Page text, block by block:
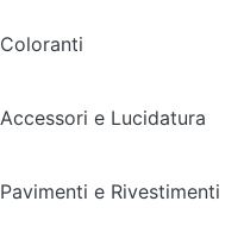
Coloranti
Accessori e Lucidatura
Pavimenti e Rivestimenti